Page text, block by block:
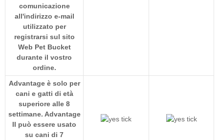
comunicazione
all'indirizzo e-mail
utilizzato per
registrarsi sul sito
Web Pet Bucket
durante il vostro
ordine.
Advantage è solo per
cani e gatti di età
superiore alle 8
settimane. Advantage
II può essere usato
su cani di 7